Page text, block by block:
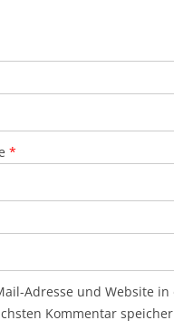
*
Adresse und Website
Kommentar